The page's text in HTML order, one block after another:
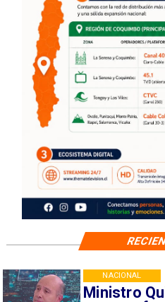
Ministro
NACIONAL